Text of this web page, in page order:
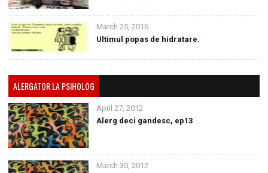
March 25, 2016
Ultimul popas de hidratare.
ALERGATOR LA PSIHOLOG
April 27, 2012
Alerg deci gandesc, ep13
March 30, 2012